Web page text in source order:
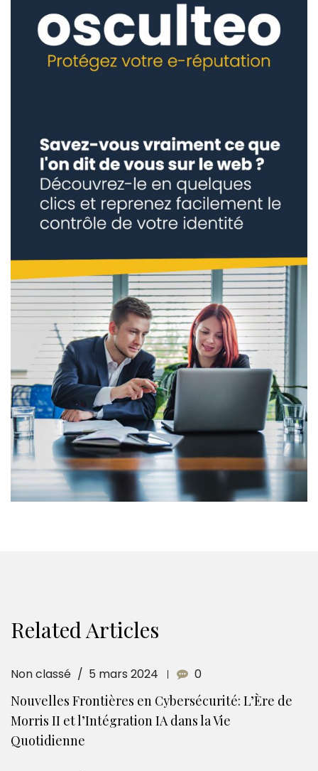
Related Articles
Non classé 5 mars 2024 0
Nouvelles Frontières en Cybersécurité: L’Ère de
Morris II et l’Intégration IA dans la Vie
Quotidienne